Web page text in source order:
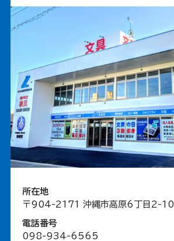
所在地
〒904-2171 沖縄市高原6丁目2-10
電話番号
098-934-6565